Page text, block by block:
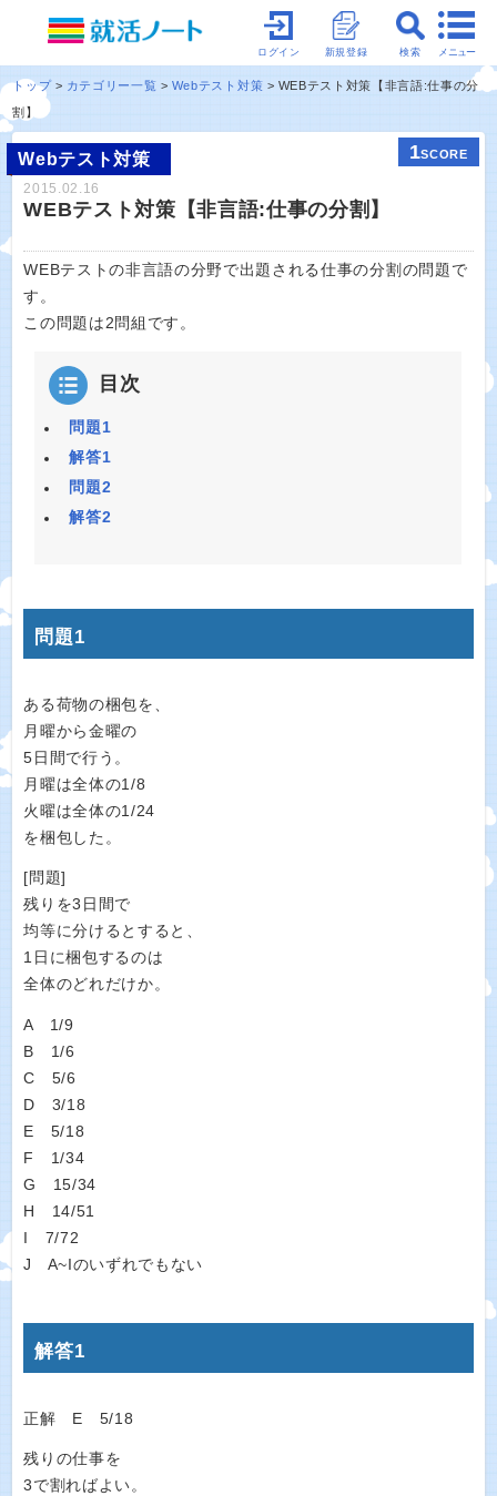
メニュー
検索
新規登録
ログイン
トップ カテゴリー一覧 Webテスト対策
WEBテスト対策【非言語:仕事の分
割】
Webテスト対策 1SCORE
2015.02.16
WEBテスト対策【非言語:仕事の分割】
WEBテストの非言語の分野で出題される仕事の分割の問題で
す。
この問題は2問組です。
目次
問題1
解答1
問題2
解答2
問題1
ある荷物の梱包を、
月曜から金曜の
5日間で行う。
月曜は全体の1/8
火曜は全体の1/24
を梱包した。
[問題]
残りを3日間で
均等に分けるとすると、
1日に梱包するのは
全体のどれだけか。
A 1/9
B 1/6
C 5/6
D 3/18
E 5/18
F 1/34
G 15/34
H 14/51
I 7/72
J A~Iのいずれでもない
解答1
正解 E 5/18
残りの仕事を
3で割ればよい。